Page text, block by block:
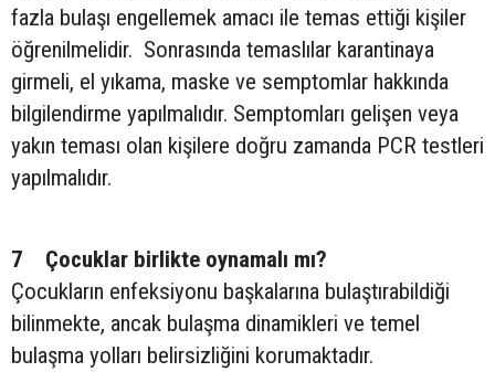
fazla bulaşı engellemek amacı ile temas ettiği kişiler
öğrenilmelidir. Sonrasında temaslılar karantinaya
girmeli, el yıkama, maske ve semptomlar hakkında
bilgilendirme yapılmalıdır. Semptomları gelişen veya
yakın teması olan kişilere doğru zamanda PCR testleri
yapılmalıdır.
7 Çocuklar birlikte oynamalı mı?
Çocukların enfeksiyonu başkalarına bulaştırabildiği
bilinmekte, ancak bulaşma dinamikleri ve temel
bulaşma yolları belirsizliğini korumaktadır.